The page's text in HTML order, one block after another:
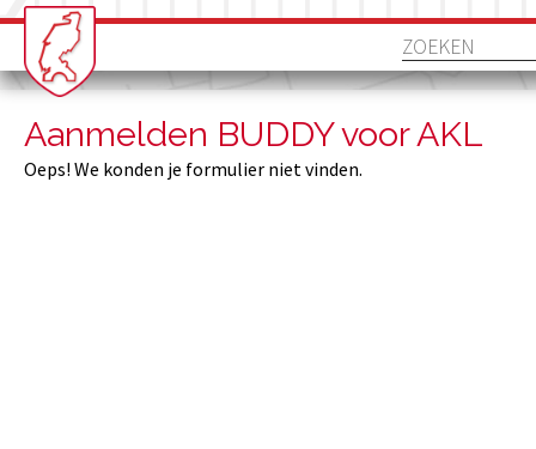
Aanmelden BUDDY voor AKL
Oeps! We konden je formulier niet vinden.